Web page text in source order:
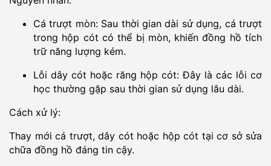
Cá trượt mòn: Sau thời gian dài sử dụng, cá trượt
trong hộp cót có thể bị mòn, khiến đồng hồ tích
trữ năng lượng kém.
Lỗi dây cót hoặc răng hộp cót: Đây là các lỗi cơ
học thường gặp sau thời gian sử dụng lâu dài.
Cách xử lý:
Thay mới cá trượt, dây cót hoặc hộp cót tại cơ sở sửa
chữa đồng hồ đáng tin cậy.